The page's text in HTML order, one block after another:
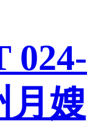
024-
月嫂